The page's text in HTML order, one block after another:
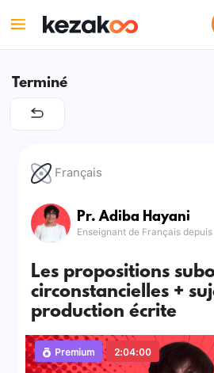
Terminé
Français
Pr. Adiba Hayani
Enseignant de Français
Les propositions
circonstancielles +
production écrite
Premium 2:04:00